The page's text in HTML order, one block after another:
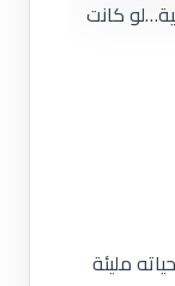
كانت
مليئة